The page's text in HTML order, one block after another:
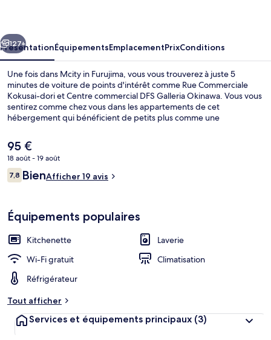
Suivant
127+
PrésentationÉquipementsEmplacementPrixConditions
Une fois dans Mcity in Furujima, vous vous trouverez à juste 5
minutes de voiture de points d'intérêt comme Rue Commerciale
Kokusai-dori et Centre commercial DFS Galleria Okinawa. Vous vous
sentirez comme chez vous dans les appartements de cet
hébergement qui bénéficient de petits plus comme une
des chaussons. L'hébergement se situe à une très courte distance à
pied des transports publics : Station Furujima se trouve à 4 min et
Station Shiritsubyōin-mae, à 10 min.
Le
prix
actuel
est
95 €
18 août - 19 août
Avis
voyageurs
7,87,8 sur 10
BienAfficher 19 avis
Équipements populaires
Kitchenette
Laverie
Wi-Fi gratuit
Climatisation
Réfrigérateur
Tout afficher
Services et équipements principaux (3)